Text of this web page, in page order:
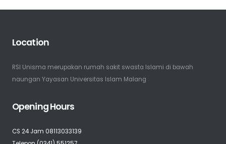
Location
RSI Unisma merupakan rumah sakit swasta Islami di bawah
naungan Yayasan Universitas Islam Malang
Opening Hours
CS 24 Jam 08113033139